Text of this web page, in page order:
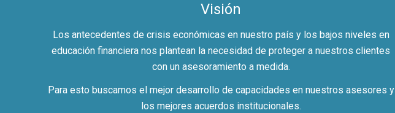
Visión
Los antecedentes de crisis económicas en nuestro país y los bajos niveles en
educación financiera nos plantean la necesidad de proteger a nuestros clientes
con un asesoramiento a medida.
Para esto buscamos el mejor desarrollo de capacidades en nuestros asesores y
los mejores acuerdos institucionales.